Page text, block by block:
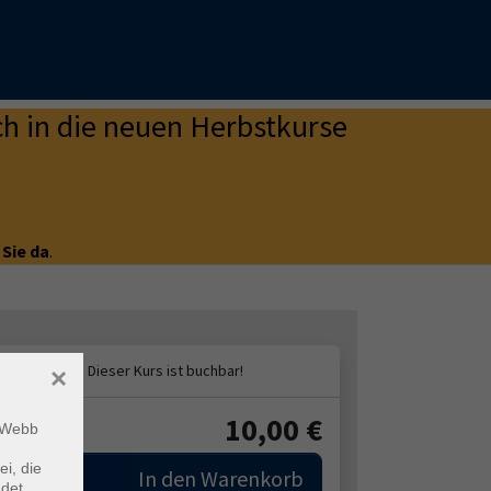
in die neuen Herbstkurse
da.
10,00 €
In den Warenkorb
die
×